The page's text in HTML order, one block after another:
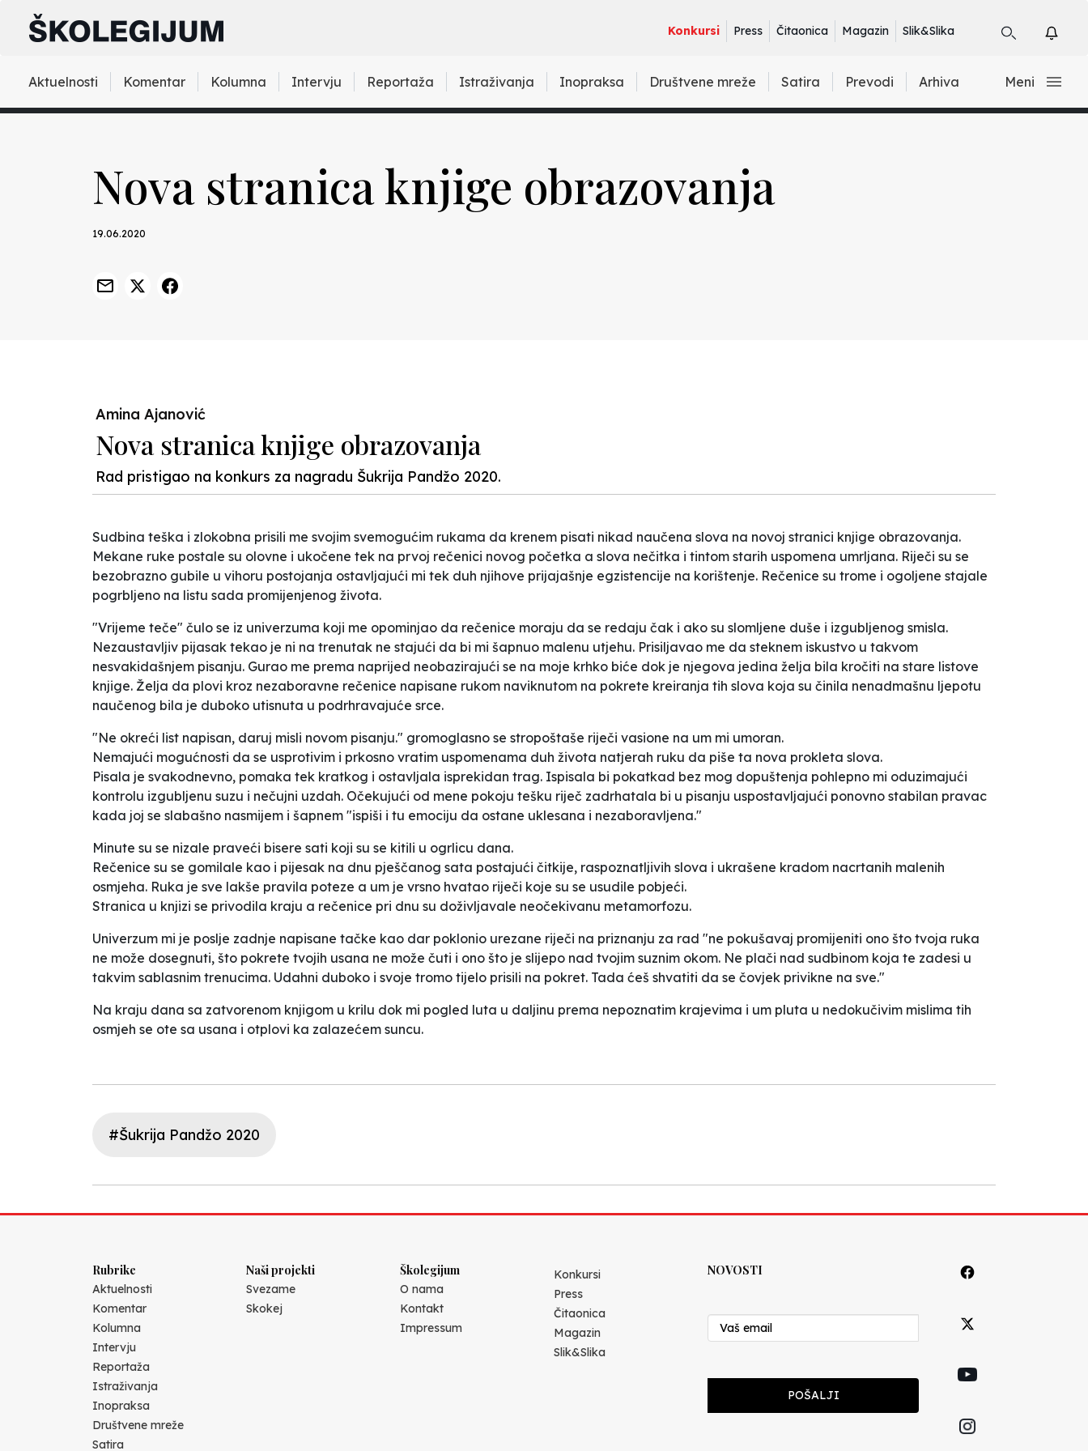
Konkursi Press Čitaonica Magazin Slik&Slika
Aktuelnosti Komentar Kolumna Intervju Reportaža Istraživanja Inopraksa Društvene mreže Satira Prevodi Arhiva Meni
Nova stranica knjige obrazovanja
19.06.2020
Amina Ajanović
Nova stranica knjige obrazovanja
Rad pristigao na konkurs za nagradu Šukrija Pandžo 2020.
Sudbina teška i zlokobna prisili me svojim svemogućim rukama da krenem pisati nikad naučena slova na novoj stranici knjige obrazovanja.
Mekane ruke postale su olovne i ukočene tek na prvoj rečenici novog početka a slova nečitka i tintom starih uspomena umrljana. Riječi su se
bezobrazno gubile u vihoru postojanja ostavljajući mi tek duh njihove prijajašnje egzistencije na korištenje. Rečenice su trome i ogoljene stajale
pogrbljeno na listu sada promijenjenog života.
"Vrijeme teče" čulo se iz univerzuma koji me opominjao da rečenice moraju da se redaju čak i ako su slomljene duše i izgubljenog smisla.
Nezaustavljiv pijasak tekao je ni na trenutak ne stajući da bi mi šapnuo malenu utjehu. Prisiljavao me da steknem iskustvo u takvom
nesvakidašnjem pisanju. Gurao me prema naprijed neobazirajući se na moje krhko biće dok je njegova jedina želja bila kročiti na stare listove
knjige. Želja da plovi kroz nezaboravne rečenice napisane rukom naviknutom na pokrete kreiranja tih slova koja su činila nenadmašnu ljepotu
naučenog bila je duboko utisnuta u podrhravajuće srce.
"Ne okreći list napisan, daruj misli novom pisanju." gromoglasno se stropoštaše riječi vasione na um mi umoran.
Nemajući mogućnosti da se usprotivim i prkosno vratim uspomenama duh života natjerah ruku da piše ta nova prokleta slova.
Pisala je svakodnevno, pomaka tek kratkog i ostavljala isprekidan trag. Ispisala bi pokatkad bez mog dopuštenja pohlepno mi oduzimajući
kontrolu izgubljenu suzu i nečujni uzdah. Očekujući od mene pokoju tešku riječ zadrhatala bi u pisanju uspostavljajući ponovno stabilan pravac
kada joj se slabašno nasmijem i šapnem "ispiši i tu emociju da ostane uklesana i nezaboravljena."
Minute su se nizale praveći bisere sati koji su se kitili u ogrlicu dana.
Rečenice su se gomilale kao i pijesak na dnu pješčanog sata postajući čitkije, raspoznatljivih slova i ukrašene kradom nacrtanih malenih
osmjeha. Ruka je sve lakše pravila poteze a um je vrsno hvatao riječi koje su se usudile pobjeći.
Stranica u knjizi se privodila kraju a rečenice pri dnu su doživljavale neočekivanu metamorfozu.
Univerzum mi je poslje zadnje napisane tačke kao dar poklonio urezane riječi na priznanju za rad "ne pokušavaj promijeniti ono što tvoja ruka
ne može dosegnuti, što pokrete tvojih usana ne može čuti i ono što je slijepo nad tvojim suznim okom. Ne plači nad sudbinom koja te zadesi u
takvim sablasnim trenucima. Udahni duboko i svoje tromo tijelo prisili na pokret. Tada ćeš shvatiti da se čovjek privikne na sve."
Na kraju dana sa zatvorenom knjigom u krilu dok mi pogled luta u daljinu prema nepoznatim krajevima i um pluta u nedokučivim mislima tih
osmjeh se ote sa usana i otplovi ka zalazećem suncu.
#Šukrija Pandžo 2020
Rubrike
Aktuelnosti
Komentar
Kolumna
Intervju
Reportaža
Istraživanja
Inopraksa
Društvene mreže
Satira
Naši projekti
Svezame
Skokej
Školegijum
O nama
Kontakt
Impressum
Konkursi
Press
Čitaonica
Magazin
Slik&Slika
NOVOSTI
POŠALJI